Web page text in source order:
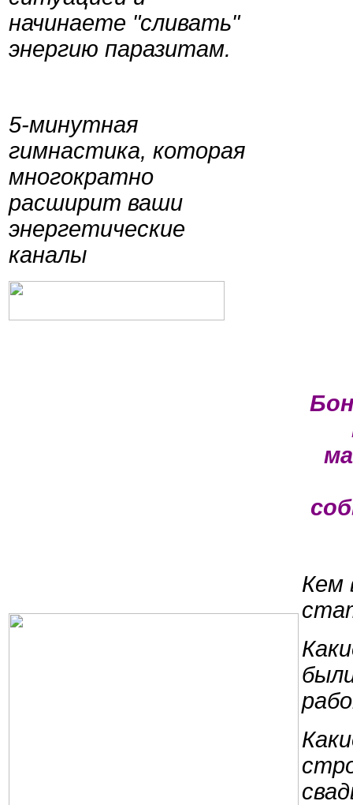
начинаете "сливать"
энергию паразитам.
5-минутная
гимнастика, которая
многократно
расширит ваши
энергетические
каналы
Кем